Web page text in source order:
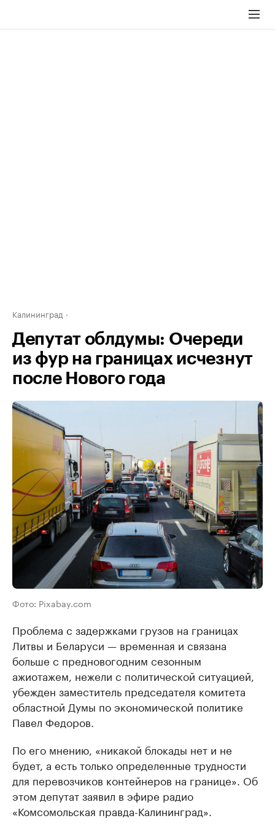
Калининград
Депутат облдумы: Очереди
из фур на границах исчезнут
после Нового года
Фото: Pixabay.com
Проблема с задержками грузов на границах
Литвы и Беларуси — временная и связана
больше с предновогодним сезонным
ажиотажем, нежели с политической ситуацией,
убежден заместитель председателя комитета
областной Думы по экономической политике
Павел Федоров.
По его мнению, «никакой блокады нет и не
будет, а есть только определенные трудности
для перевозчиков контейнеров на границе». Об
этом депутат заявил в эфире радио
«Комсомольская правда-Калининград».